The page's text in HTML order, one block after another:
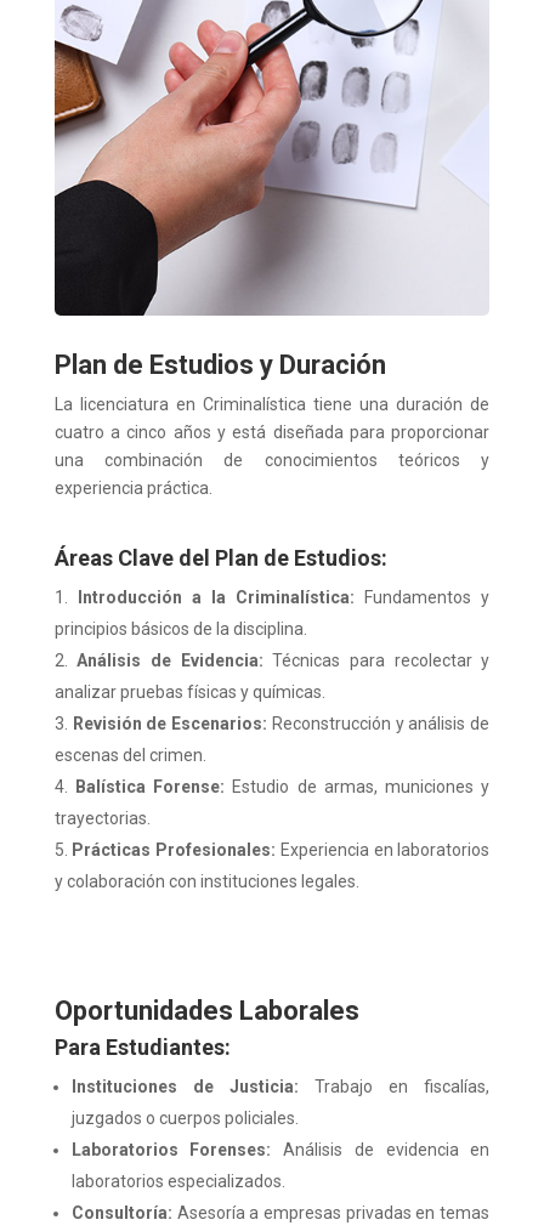
Plan de Estudios y Duración
La licenciatura en Criminalística tiene una duración de
cuatro a cinco años y está diseñada para proporcionar
una combinación de conocimientos teóricos y
experiencia práctica.
Áreas Clave del Plan de Estudios:
Introducción a la Criminalística: Fundamentos y
principios básicos de la disciplina.
Análisis de Evidencia: Técnicas para recolectar y
analizar pruebas físicas y químicas.
Revisión de Escenarios: Reconstrucción y análisis de
escenas del crimen.
Balística Forense: Estudio de armas, municiones y
trayectorias.
Prácticas Profesionales: Experiencia en laboratorios
y colaboración con instituciones legales.
Oportunidades Laborales
Para Estudiantes:
Instituciones de Justicia: Trabajo en fiscalías,
juzgados o cuerpos policiales.
Laboratorios Forenses: Análisis de evidencia en
laboratorios especializados.
Consultoría: Asesoría a empresas privadas en temas